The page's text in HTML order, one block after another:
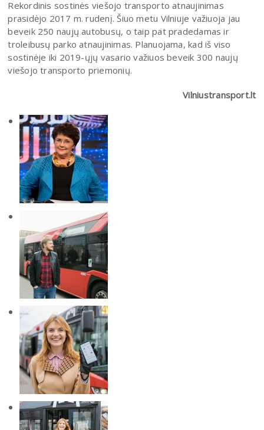
Rekordinis sostinės viešojo transporto atnaujinimas
prasidėjo 2017 m. rudenį. Šiuo metu Vilniuje važiuoja jau
beveik 250 naujų autobusų, o taip pat pradedamas ir
troleibusų parko atnaujinimas. Planuojama, kad iš viso
sostinėje iki 2019-ųjų vasario važiuos beveik 300 naujų
viešojo transporto priemonių.
Vilniustransport.lt